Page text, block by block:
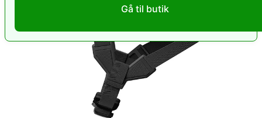
Gå til butik
ABUS Urban-I 4.0 ACE Cykelhjelm Signal Silver